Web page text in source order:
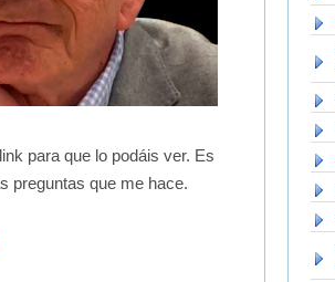
para que lo podáis ver. Es
preguntas que me hace.